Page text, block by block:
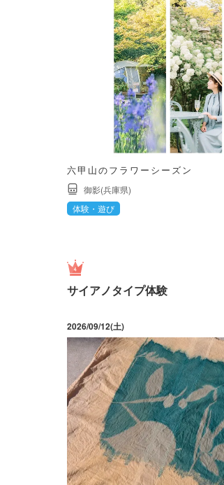
六甲山のフラワーシーズン
御影(兵庫県)
体験・遊び
サイアノタイプ体験
2026/09/12(土)